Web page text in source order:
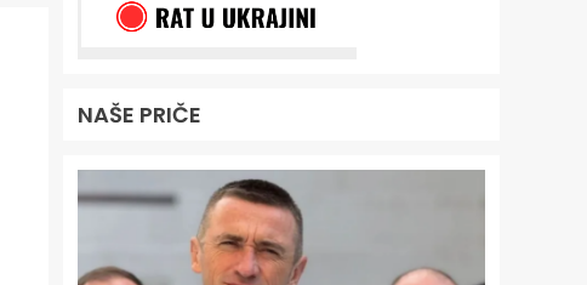
NAŠE PRIČE